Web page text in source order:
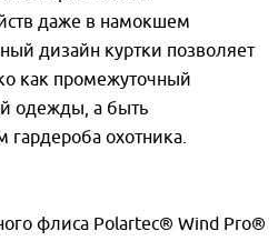
даже в намокшем
дизайн куртки позволяет
как промежуточный
одежды, а быть
охотника.
флиса Polartec® Wind Pro®